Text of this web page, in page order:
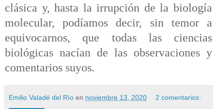
clásica y, hasta la irrupción de la biología
molecular, podíamos decir, sin temor a
equivocarnos, que todas las ciencias
biológicas nacían de las observaciones y
comentarios suyos.
Emilio Valadé del Río en noviembre 13, 2020 2 comentarios: